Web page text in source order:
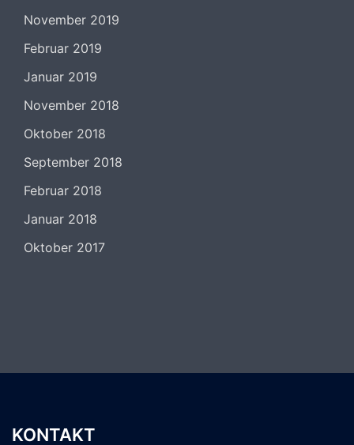
November 2019
Februar 2019
Januar 2019
November 2018
Oktober 2018
September 2018
Februar 2018
Januar 2018
Oktober 2017
KONTAKT